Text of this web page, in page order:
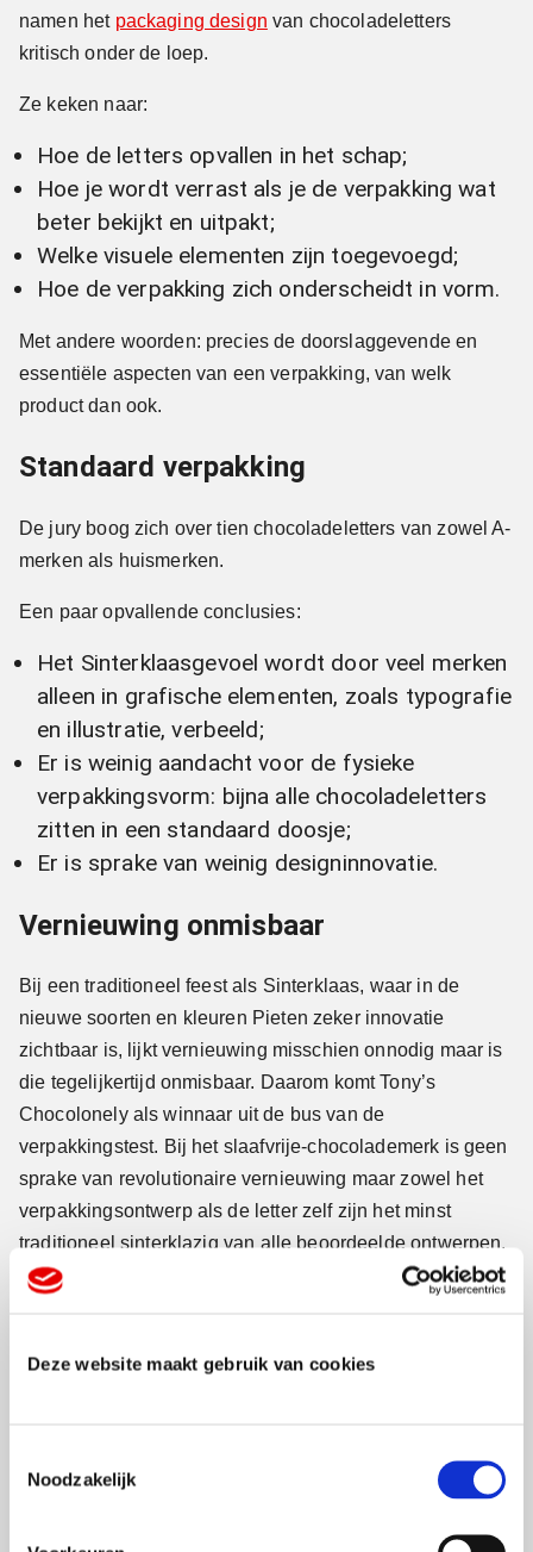
Deze website maakt gebruik van cookies
Noodzakelijk
namen het packaging design van chocoladeletters
kritisch onder de loep.
Ze keken naar:
Hoe de letters opvallen in het schap;
Hoe je wordt verrast als je de verpakking wat
beter bekijkt en uitpakt;
Welke visuele elementen zijn toegevoegd;
Hoe de verpakking zich onderscheidt in vorm.
Met andere woorden: precies de doorslaggevende en
essentiële aspecten van een verpakking, van welk
product dan ook.
Standaard verpakking
De jury boog zich over tien chocoladeletters van zowel A-
merken als huismerken.
Een paar opvallende conclusies:
Het Sinterklaasgevoel wordt door veel merken
alleen in grafische elementen, zoals typografie
en illustratie, verbeeld;
Er is weinig aandacht voor de fysieke
verpakkingsvorm: bijna alle chocoladeletters
zitten in een standaard doosje;
Er is sprake van weinig designinnovatie.
Vernieuwing onmisbaar
Bij een traditioneel feest als Sinterklaas, waar in de
nieuwe soorten en kleuren Pieten zeker innovatie
zichtbaar is, lijkt vernieuwing misschien onnodig maar is
die tegelijkertijd onmisbaar. Daarom komt Tony’s
Chocolonely als winnaar uit de bus van de
verpakkingstest. Bij het slaafvrije-chocolademerk is geen
sprake van revolutionaire vernieuwing maar zowel het
verpakkingsontwerp als de letter zelf zijn het minst
traditioneel sinterklazig van alle beoordeelde ontwerpen.
Terwijl het ontwerp als totaal het best bij het
Knalt uit het schap
en knalt uit het schap door de opvallende
typografie en felle kleuren. En het uitpakken van de letter